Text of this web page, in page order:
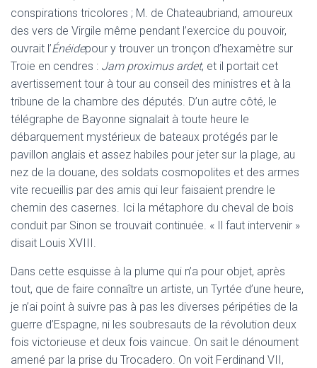
conspirations tricolores ; M. de Chateaubriand, amoureux
des vers de Virgile même pendant l’exercice du pouvoir,
ouvrait l’Énéidepour y trouver un tronçon d’hexamètre sur
Troie en cendres : Jam proximus ardet, et il portait cet
avertissement tour à tour au conseil des ministres et à la
tribune de la chambre des députés. D’un autre côté, le
télégraphe de Bayonne signalait à toute heure le
débarquement mystérieux de bateaux protégés par le
pavillon anglais et assez habiles pour jeter sur la plage, au
nez de la douane, des soldats cosmopolites et des armes
vite recueillis par des amis qui leur faisaient prendre le
chemin des casernes. Ici la métaphore du cheval de bois
conduit par Sinon se trouvait continuée. « Il faut intervenir »
disait Louis XVIII.
Dans cette esquisse à la plume qui n’a pour objet, après
tout, que de faire connaître un artiste, un Tyrtée d’une heure,
je n’ai point à suivre pas à pas les diverses péripéties de la
guerre d’Espagne, ni les soubresauts de la révolution deux
fois victorieuse et deux fois vaincue. On sait le dénoument
amené par la prise du Trocadero. On voit Ferdinand VII,